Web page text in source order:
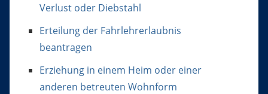
Verlust oder Diebstahl
Erteilung der Fahrlehrerlaubnis
beantragen
Erziehung in einem Heim oder einer
anderen betreuten Wohnform